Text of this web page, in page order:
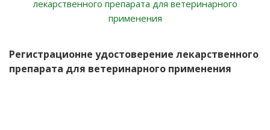
Регистрационне удостоверение лекарственного
препарата для ветеринарного применения